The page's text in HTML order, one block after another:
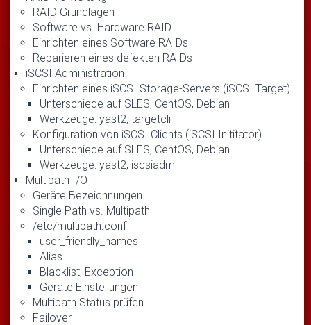
RAID Grundlagen
Software vs. Hardware RAID
Einrichten eines Software RAIDs
Reparieren eines defekten RAIDs
iSCSI Administration
Einrichten eines iSCSI Storage-Servers (iSCSI Target)
Unterschiede auf SLES, CentOS, Debian
Werkzeuge: yast2, targetcli
Konfiguration von iSCSI Clients (iSCSI Inititator)
Unterschiede auf SLES, CentOS, Debian
Werkzeuge: yast2, iscsiadm
Multipath I/O
Geräte Bezeichnungen
Single Path vs. Multipath
/etc/multipath.conf
user_friendly_names
Alias
Blacklist, Exception
Geräte Einstellungen
Multipath Status prüfen
Failover